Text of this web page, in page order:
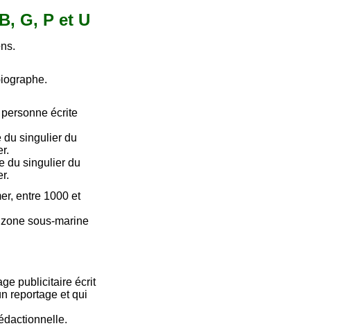
G, P et U
écrite
du singulier du
du singulier du
entre 1000 et
sous-marine
publicitaire écrit
reportage et qui